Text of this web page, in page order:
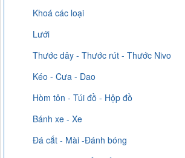
Khoá các loại
Lưới
Thước dây - Thước rút - Thước Nivo
Kéo - Cưa - Dao
Hòm tôn - Túi đồ - Hộp đồ
Bánh xe - Xe
Đá cắt - Mài -Đánh bóng